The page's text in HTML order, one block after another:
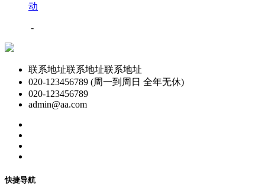
动
-
联系地址联系地址联系地址
020-123456789 (周一到周日 全年无休)
020-123456789
admin@aa.com
快捷导航